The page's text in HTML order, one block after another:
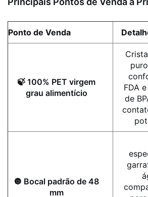
Ponto de Venda
🍃 100% PET virgem
grau alimentício
FDA
de
🔘 Bocal padrão de 48
mm